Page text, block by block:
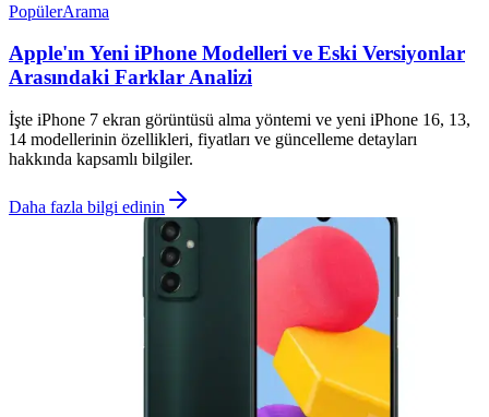
PopülerArama
Apple'ın Yeni iPhone Modelleri ve Eski Versiyonlar
Arasındaki Farklar Analizi
İşte iPhone 7 ekran görüntüsü alma yöntemi ve yeni iPhone 16, 13,
14 modellerinin özellikleri, fiyatları ve güncelleme detayları
hakkında kapsamlı bilgiler.
Daha fazla bilgi edinin